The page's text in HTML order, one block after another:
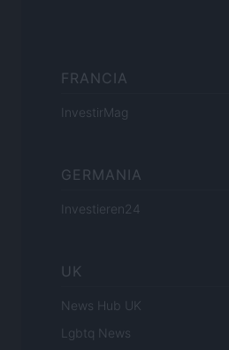
FRANCIA
InvestirMag
GERMANIA
Investieren24
UK
News Hub UK
Lgbtq News